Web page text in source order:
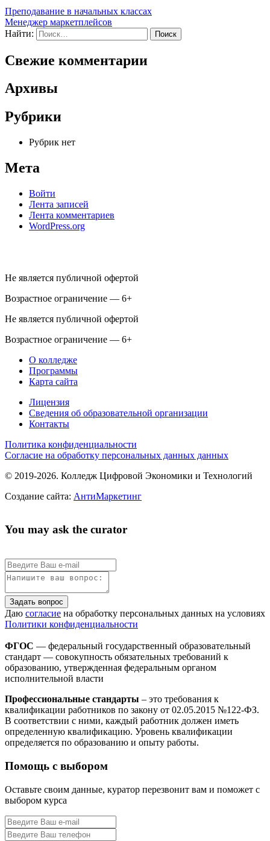
Преподавание в начальных классах
Менеджер маркетплейсов
Найти:
Свежие комментарии
Архивы
Рубрики
Рубрик нет
Мета
Войти
Лента записей
Лента комментариев
WordPress.org
Не является публичной офертой
Возрастное ограничение — 6+
Не является публичной офертой
Возрастное ограничение — 6+
О колледже
Программы
Карта сайта
Лицензия
Сведения об образовательной организации
Контакты
Политика конфиденциальности
Согласие на обработку персональных данных данных
© 2019-2026. Колледж Цифровой Экономики и Технологий
Создание сайта: АнтиМаркетинг
You may ask the curator
Задать вопрос
Даю согласие на обработку персональных данных на условиях
Политики конфиденциальности
ФГОС — федеральный государственный образовательный
стандарт — совокупность обязательных требований к
образованию, утвержденная федеральным органом
исполнительной власти
Профессиональные стандарты – это требования к
квалификации работников по закону от 02.05.2015 №122-ФЗ.
В соответствии с ними, каждый работник должен иметь
определенную квалификацию. Уровень квалификации
определяется по образованию и опыту работы.
Помощь с выбором
Оставьте своим данные, куратор перезвонит вам и поможет с
выбором курса